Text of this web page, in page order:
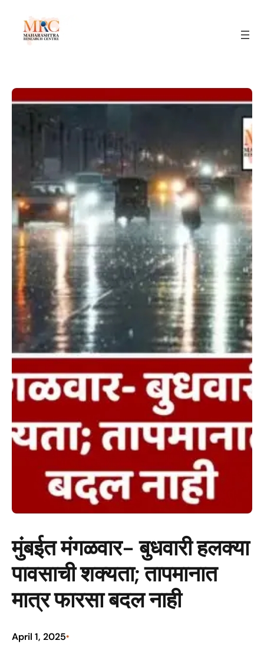
मुंबईत मंगळवार- बुधवारी हलक्या
पावसाची शक्यता; तापमानात
मात्र फारसा बदल नाही
April 1, 2025•